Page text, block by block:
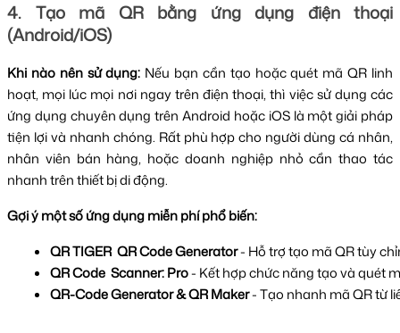
4. Tạo mã QR bằng ứng dụng điện thoại
(Android/iOS)
Khi nào nên sử dụng: Nếu bạn cần tạo hoặc quét mã QR linh
hoạt, mọi lúc mọi nơi ngay trên điện thoại, thì việc sử dụng các
ứng dụng chuyên dụng trên Android hoặc iOS là một giải pháp
tiện lợi và nhanh chóng. Rất phù hợp cho người dùng cá nhân,
nhân viên bán hàng, hoặc doanh nghiệp nhỏ cần thao tác
nhanh trên thiết bị di động.
Gợi ý một số ứng dụng miễn phí phổ biến:
QR TIGER  QR Code Generator - Hỗ trợ tạo mã QR tùy
QR Code  Scanner: Pro - Kết hợp chức năng tạo và quét
QR-Code Generator & QR Maker - Tạo nhanh mã QR từ